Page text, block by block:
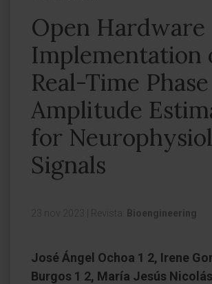
Open Hardware
Implementation
Real-Time
Amplitude
for
Signals
23 nov 2023 Revista: Bioengineering
José Ángel Ochoa 1 2, Irene
Burgos 1 2, María Jesús